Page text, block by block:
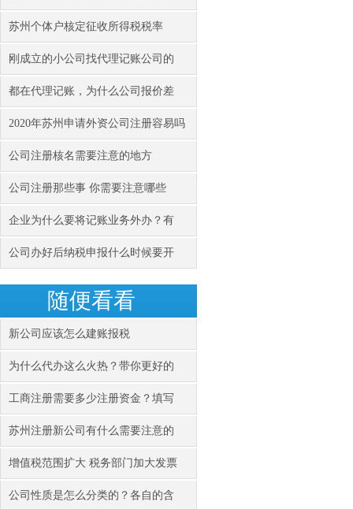
苏州个体户核定征收所得税税率
刚成立的小公司找代理记账公司的
都在代理记账，为什么公司报价差
2020年苏州申请外资公司注册容易吗
公司注册核名需要注意的地方
公司注册那些事 你需要注意哪些
企业为什么要将记账业务外办？有
公司办好后纳税申报什么时候要开
随便看看
新公司应该怎么建账报税
为什么代办这么火热？带你更好的
工商注册需要多少注册资金？填写
苏州注册新公司有什么需要注意的
增值税范围扩大 税务部门加大发票
公司性质是怎么分类的？各自的含